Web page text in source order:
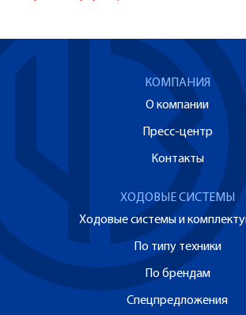
КОМПАНИЯ
О компании
Пресс-центр
Контакты
ХОДОВЫЕ СИСТЕМЫ
Ходовые системы и
По типу техники
По брендам
Спецпредложения